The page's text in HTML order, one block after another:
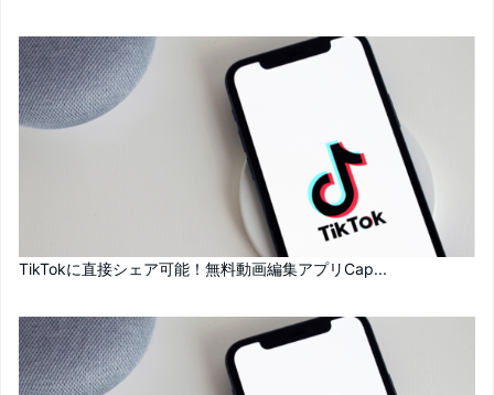
TikTokに直接シェア可能！無料動画編集アプリCap...